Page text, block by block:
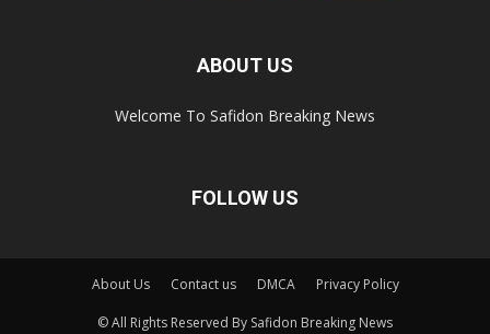
ABOUT US
Welcome To Safidon Breaking News
FOLLOW US
About Us Contact us DMCA Privacy Policy
© All Rights Reserved By Safidon Breaking News